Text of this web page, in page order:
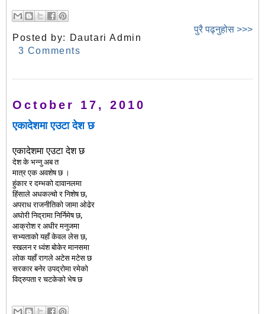
पुरै पढ्नुहोस >>>
Posted by:
Dautari Admin
3 Comments
October 17, 2010
एकादेशमा एउटा देश छ
एकादेशमा एउटा देश छ
देश के भन्नु अब त
मात्र एक अवशेष छ ।
हुंकार र दम्भको दावानलमा
हिंसाले अधकल्चो र निशेष छ,
अपराध राजनीतिको जामा ओढेर
अघोरी निद्रामा निर्निमेष छ,
आक्रोश र अधीर मनुजमा
सभ्यताको यहाँ केवल लेस छ,
स्खलन र ध्वंश बोकेर मानसमा
लोक यहाँ रागले अटेस मटेस छ
सरकार बनेर उपद्रोमा रमेको
विद्रुपता र चटकेको भेष छ